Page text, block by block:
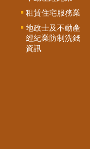
租賃住宅服務業
地政士及不動產
經紀業防制洗錢
資訊